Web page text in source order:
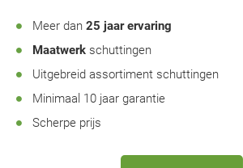
Meer dan 25 jaar ervaring
Maatwerk schuttingen
Uitgebreid assortiment schuttingen
Minimaal 10 jaar garantie
Scherpe prijs